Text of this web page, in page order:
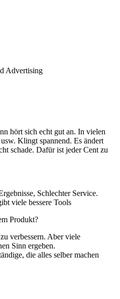
Advertising
hört sich echt gut an. In vielen
Klingt spannend. Es ändert
schade. Dafür ist jeder Cent zu
Schlechter Service.
viele bessere Tools
Produkt?
verbessern. Aber viele
Sinn ergeben.
die alles selber machen